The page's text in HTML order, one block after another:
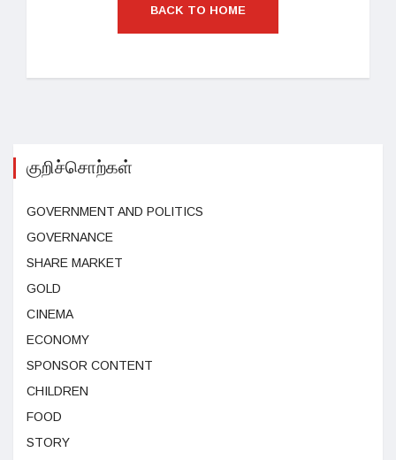
BACK TO HOME
குறிச்சொற்கள்
GOVERNMENT AND POLITICS
GOVERNANCE
SHARE MARKET
GOLD
CINEMA
ECONOMY
SPONSOR CONTENT
CHILDREN
FOOD
STORY